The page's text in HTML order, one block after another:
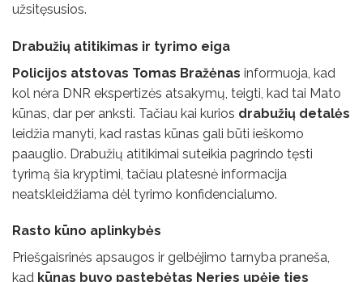
užsitęsusios.
Drabužių atitikimas ir tyrimo eiga
Policijos atstovas Tomas Bražėnas informuoja, kad
kol nėra DNR ekspertizės atsakymų, teigti, kad tai Mato
kūnas, dar per anksti. Tačiau kai kurios drabužių detalės
leidžia manyti, kad rastas kūnas gali būti ieškomo
paauglio. Drabužių atitikimai suteikia pagrindo tęsti
tyrimą šia kryptimi, tačiau platesnė informacija
neatskleidžiama dėl tyrimo konfidencialumo.
Rasto kūno aplinkybės
Priešgaisrinės apsaugos ir gelbėjimo tarnyba praneša,
kad kūnas buvo pastebėtas Neries upėje ties